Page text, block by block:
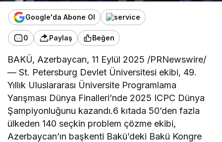
Google'da Abone Ol
0 Paylaş Beğen
BAKÜ, Azerbaycan, 11 Eylül 2025 /PRNewswire/
— St. Petersburg Devlet Üniversitesi ekibi, 49.
Yıllık Uluslararası Üniversite Programlama
Yarışması Dünya Finalleri’nde 2025 ICPC Dünya
Şampiyonluğunu kazandı.6 kıtada 50’den fazla
ülkeden 140 seçkin problem çözme ekibi,
Azerbaycan’ın başkenti Bakü’deki Bakü Kongre